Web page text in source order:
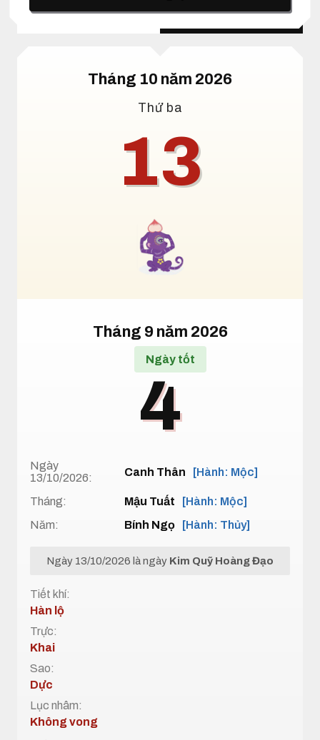
Lịch dương Lịch âm
Tháng 10 năm 2026
Thứ ba
13
Tháng 9 năm 2026
Ngày tốt
4
Ngày
13/10/2026:
Canh Thân [Hành: Mộc]
Tháng: Mậu Tuất
[Hành: Mộc]
Năm:
Bính Ngọ [Hành: Thủy]
Ngày 13/10/2026 là ngày Kim Quỹ Hoàng Đạo
Tiết khí:
Hàn lộ
Trực:
Khai
Sao:
Dực
Lục nhâm:
Không vong